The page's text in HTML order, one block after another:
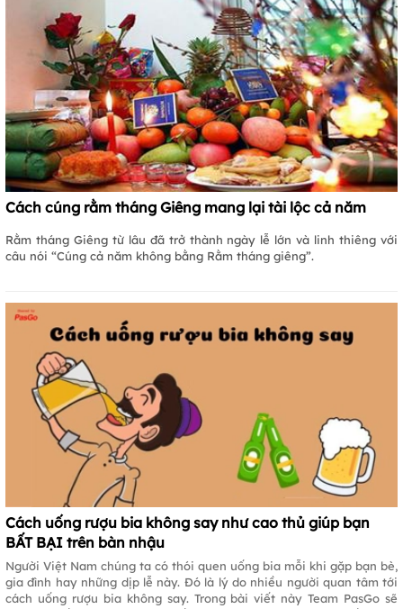
Cách cúng rằm tháng Giêng mang lại tài lộc cả năm
Rằm tháng Giêng từ lâu đã trở thành ngày lễ lớn và linh thiêng với
câu nói “Cúng cả năm không bằng Rằm tháng giêng”.
Cách uống rượu bia không say như cao thủ giúp bạn
BẤT BẠI trên bàn nhậu
Người Việt Nam chúng ta có thói quen uống bia mỗi khi gặp bạn bè,
gia đình hay những dịp lễ này. Đó là lý do nhiều người quan tâm tới
cách uống rượu bia không say. Trong bài viết này Team PasGo sẽ